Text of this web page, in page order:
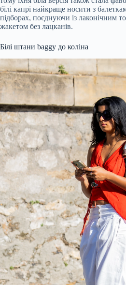
білі капрі найкраще носити з
підборах, поєднуючи із лаконічним
жакетом без лацканів.
Білі штани baggy до коліна